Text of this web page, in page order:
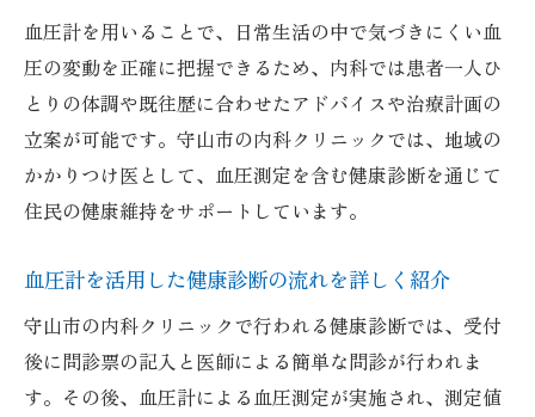
血圧計を用いることで、日常生活の中で気づきにくい血
圧の変動を正確に把握できるため、内科では患者一人ひ
とりの体調や既往歴に合わせたアドバイスや治療計画の
立案が可能です。守山市の内科クリニックでは、地域の
かかりつけ医として、血圧測定を含む健康診断を通じて
住民の健康維持をサポートしています。
血圧計を活用した健康診断の流れを詳しく紹介
守山市の内科クリニックで行われる健康診断では、受付
後に問診票の記入と医師による簡単な問診が行われま
す。その後、血圧計による血圧測定が実施され、測定値